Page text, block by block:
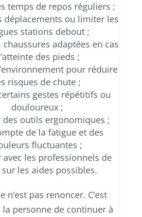
temps de repos réguliers ;
déplacements ou limiter les
stations debout ;
adaptées en cas
des pieds ;
pour réduire
risques de chute ;
gestes répétitifs ou
douloureux ;
des outils ergonomiques ;
de la fatigue et des
fluctuantes ;
avec les professionnels de
sur les aides possibles.
n’est pas renoncer. C’est
personne de continuer à